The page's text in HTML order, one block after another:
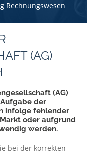
Rechnungswesen
(AG)
(AG)
der
infolge fehlender
oder aufgrund
werden.
bei der korrekten